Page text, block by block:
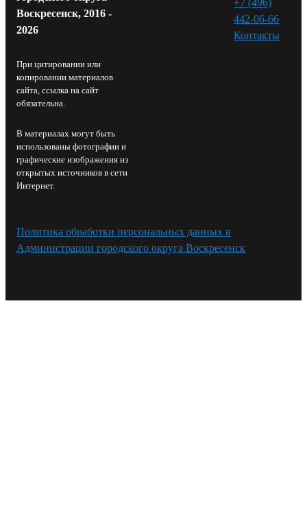
Воскресенск, 2016 -
2026
При цитировании или
копировании материалов
сайта, ссылка на сайт
обязательна.
В материалах могут быть
использованы фотографии и
графические изображения из
открытых источников в сети
Интернет.
442-06-66
Контакты⁠
Политика обработки персональных данных в
Администрации городского округа Воскресенск